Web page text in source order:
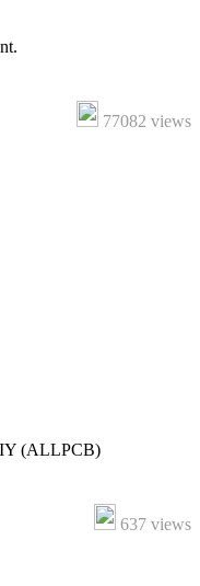
77082 views
(ALLPCB)
637 views